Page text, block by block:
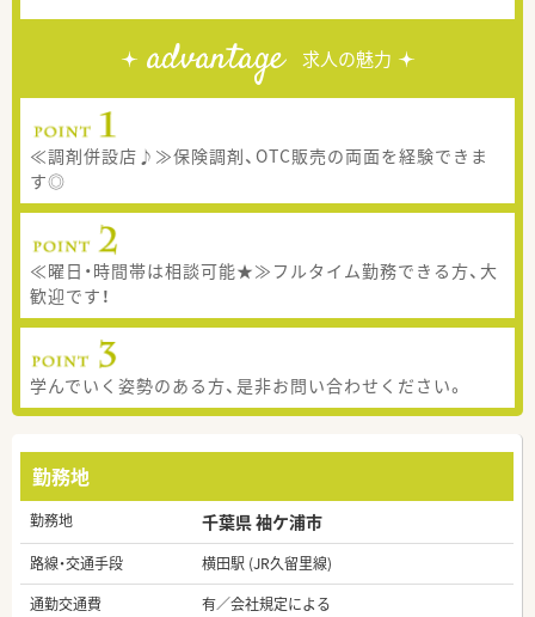
advantage 求人の魅力
≪調剤併設店♪≫保険調剤、OTC販売の両面を経験できま
す◎
≪曜日・時間帯は相談可能★≫フルタイム勤務できる方、大
歓迎です！
学んでいく姿勢のある方、是非お問い合わせください。
勤務地
勤務地 千葉県 袖ケ浦市
路線・交通手段
横田駅 (JR久留里線)
通勤交通費
有／会社規定による